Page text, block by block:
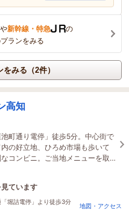
や新幹線・特急
の
ランをみる
みる（2件）
高知
町通り電停」徒歩5分。中心街で
の好立地、ひろめ市場も歩いて
コンビニ。ご当地メニューを取
♪
ています
れました
堀詰電停」より徒歩3分
地図・アクセス